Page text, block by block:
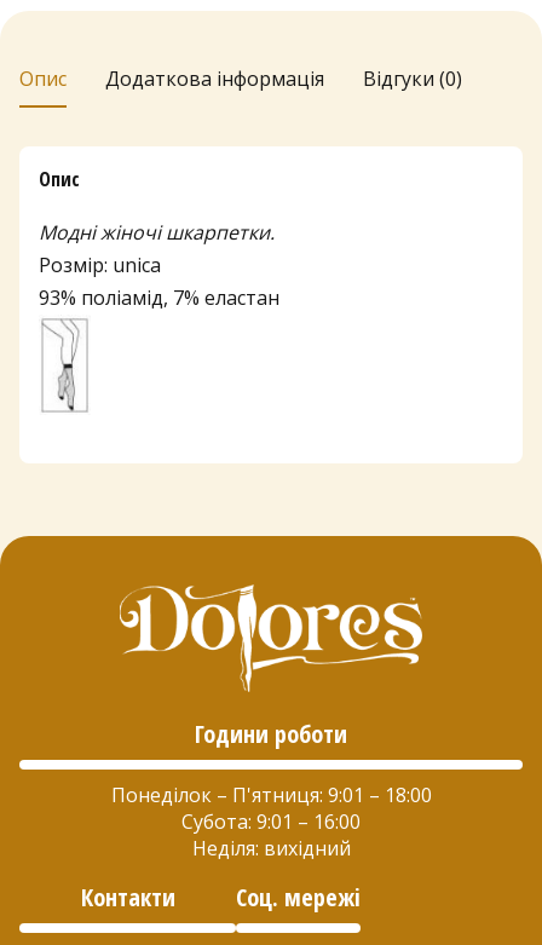
кількість
Опис Додаткова інформація Відгуки (0)
Опис
Модні жіночі шкарпетки.
Розмір: unica
93% поліамід, 7% еластан
Години роботи
Понеділок – П'ятниця: 9:01 – 18:00
Субота: 9:01 – 16:00
Неділя: вихідний
Контакти Соц. мережі